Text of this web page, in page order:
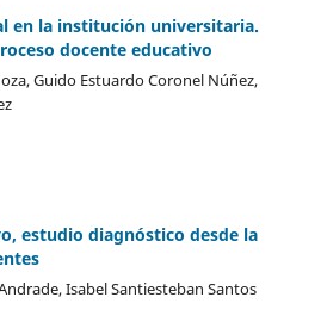
en la institución universitaria.
docente educativo
Guido Estuardo Coronel Núñez,
estudio diagnóstico desde la
Isabel Santiesteban Santos